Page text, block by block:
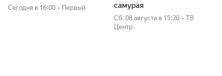
Сегодня в 16:00 • Первый
самурая
сб, 08 августа в 15:20 • ТВ
Центр